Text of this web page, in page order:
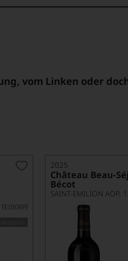
vom Linken oder
2025
Château Beau-
Bécot